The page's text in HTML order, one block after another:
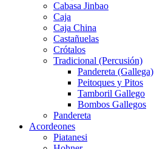
Cabasa Jinbao
Caja
Caja China
Castañuelas
Crótalos
Tradicional (Percusión)
Pandereta (Gallega)
Peitoques y Pitos
Tamboril Gallego
Bombos Gallegos
Pandereta
Acordeones
Piatanesi